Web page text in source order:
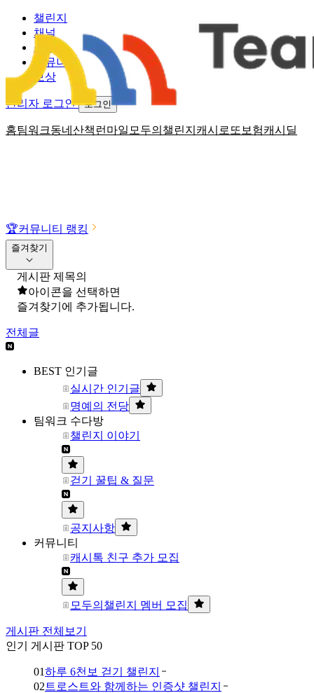
홈팀워크동네산책 런마일 모두의챌린지 캐시로또 보험캐시딜
챌린지
채널
소식
커뮤니티
보상
관리자 로그인 로그인
🏆커뮤니티 랭킹
즐겨찾기
게시판 제목의
아이콘을 선택하면
즐겨찾기에 추가됩니다.
전체글
BEST 인기글
실시간 인기글
명예의 전당
팀워크 수다방
챌린지 이야기
걷기 꿀팁 & 질문
공지사항
커뮤니티
캐시톡 친구 추가 모집
모두의챌린지 멤버 모집
게시판 전체보기
인기 게시판 TOP 50
01하루 6천보 걷기 챌린지
02 트로스트와 함께하는 인증샷 챌린지